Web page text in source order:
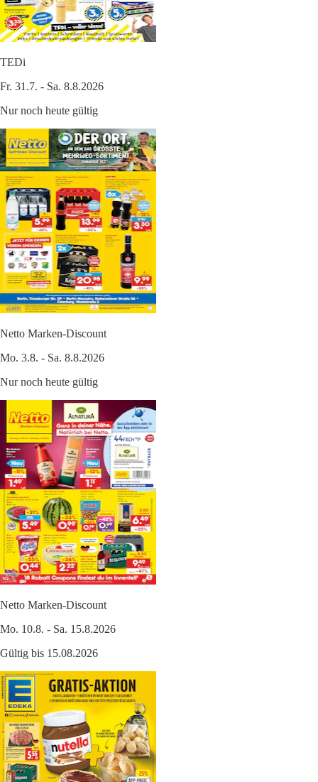
TEDi
Fr. 31.7. - Sa. 8.8.2026
Nur noch heute gültig
Netto Marken-Discount
Mo. 3.8. - Sa. 8.8.2026
Nur noch heute gültig
Netto Marken-Discount
Mo. 10.8. - Sa. 15.8.2026
Gültig bis 15.08.2026